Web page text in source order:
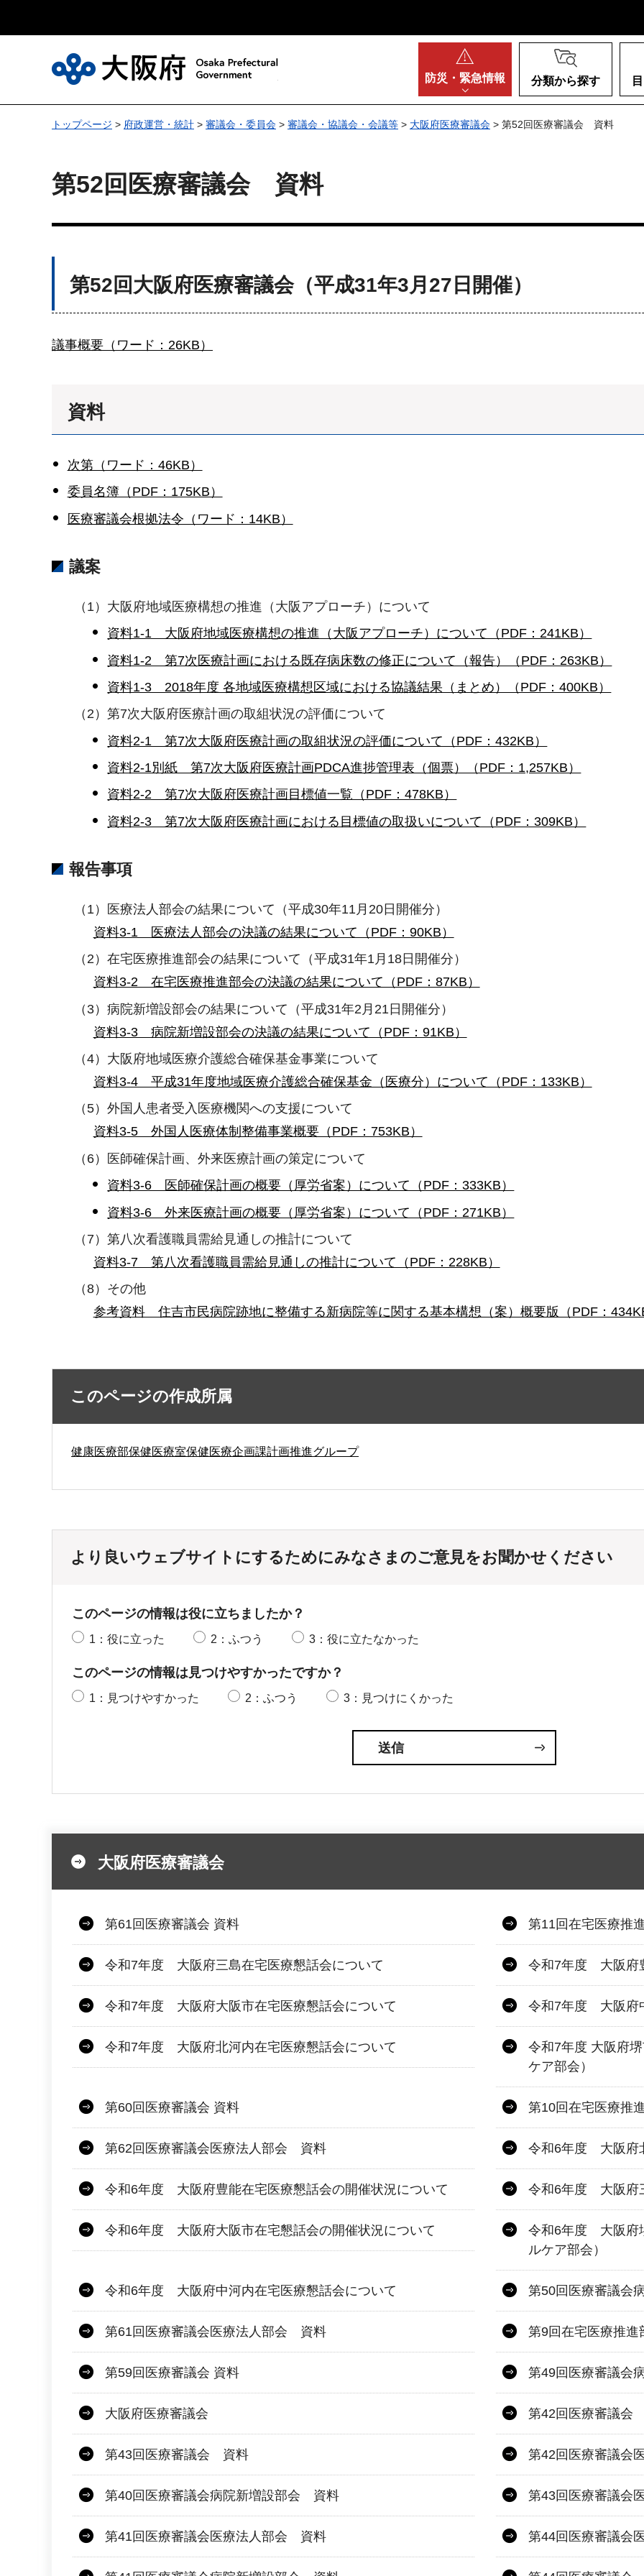
防災・ 緊急情報 分類から探す
トップページ > 府政運営・統計 > 審議会・委員会 > 審議会・協議会・会議等 > 大阪府医療審議会 > 第52回医療審議会 資料
第52回医療審議会 資料
第52回大阪府医療審議会（平成31年3月27日開催）
議事概要（ワード：26KB）
資料
次第（ワード：46KB）
委員名簿（PDF：175KB）
医療審議会根拠法令（ワード：14KB）
議案
（1）大阪府地域医療構想の推進（大阪アプローチ）について
資料1-1 大阪府地域医療構想の推進（大阪アプローチ）について（PDF：241KB）
資料1-2 第7次医療計画における既存病床数の修正について（報告）（PDF：263KB）
資料1-3 2018年度 各地域医療構想区域における協議結果（まとめ）（PDF：400KB）
（2）第7次大阪府医療計画の取組状況の評価について
資料2-1 第7次大阪府医療計画の取組状況の評価について（PDF：432KB）
資料2-1別紙 第7次大阪府医療計画PDCA進捗管理表（個票）（PDF：1,257KB）
資料2-2 第7次大阪府医療計画目標値一覧（PDF：478KB）
資料2-3 第7次大阪府医療計画における目標値の取扱いについて（PDF：309KB）
報告事項
（1）医療法人部会の結果について（平成30年11月20日開催分）
資料3-1 医療法人部会の決議の結果について（PDF：90KB）
（2）在宅医療推進部会の結果について（平成31年1月18日開催分）
資料3-2 在宅医療推進部会の決議の結果について（PDF：87KB）
（3）病院新増設部会の結果について（平成31年2月21日開催分）
資料3-3 病院新増設部会の決議の結果について（PDF：91KB）
（4）大阪府地域医療介護総合確保基金事業について
資料3-4 平成31年度地域医療介護総合確保基金（医療分）について（PDF：133KB）
（5）外国人患者受入医療機関への支援について
資料3-5 外国人医療体制整備事業概要（PDF：753KB）
（6）医師確保計画、外来医療計画の策定について
資料3-6 医師確保計画の概要（厚労省案）について（PDF：333KB）
資料3-6 外来医療計画の概要（厚労省案）について（PDF：271KB）
（7）第八次看護職員需給見通しの推計について
資料3-7 第八次看護職員需給見通しの推計について（PDF：228KB）
（8）その他
参考資料 住吉市民病院跡地に整備する新病院等に関する基本構想（案）概要版（PDF：
このページの作成所属
健康医療部保健医療室保健医療企画課計画推進グループ
より良いウェブサイトにするためにみなさまのご意見をお聞かせください
このページの情報は役に立ちましたか？
1：役に立った 2：ふつう 3：役に立たなかった
このページの情報は見つけやすかったですか？
1：見つけやすかった 2：ふつう 3：見つけにくかった
大阪府医療審議会
第61回医療審議会 資料 第11回在宅医療推
令和7年度 大阪府三島在宅医療懇話会について 令和7年度 大阪府
令和7年度 大阪府大阪市在宅医療懇話会について 令和7年度 大阪府
令和7年度 大阪府北河内在宅医療懇話会について
令和7年度 大阪府
ケア部会）
第60回医療審議会 資料 第10回在宅医療推
第62回医療審議会医療法人部会 資料 令和6年度 大阪府
令和6年度 大阪府豊能在宅医療懇話会の開催状況について 令和6年度 大阪府
令和6年度 大阪府大阪市在宅懇話会の開催状況について
令和6年度 大阪府
ルケア部会）
令和6年度 大阪府中河内在宅医療懇話会について 第50回医療審議会
第61回医療審議会医療法人部会 資料 第9回在宅医療推進
第59回医療審議会 資料 第49回医療審議会
大阪府医療審議会 第42回医療審議会
第43回医療審議会 資料 第42回医療審議会
第40回医療審議会病院新増設部会 資料 第43回医療審議会
第41回医療審議会医療法人部会 資料 第44回医療審議会